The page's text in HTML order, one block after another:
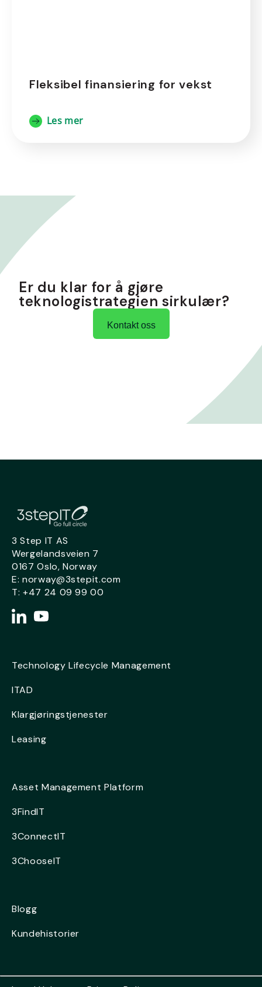
Fleksibel finansiering for vekst
Les mer
Er du klar for å gjøre
teknologistrategien sirkulær?
Kontakt oss
3 Step IT AS
Wergelandsveien 7
0167 Oslo,Norway
E: norway@3stepit.com
T: +47 24 09 99 00
Technology Lifecycle Management
ITAD
Klargjøringstjenester
Leasing
Asset Management Platform
3FindIT
3ConnectIT
3ChooseIT
Blogg
Kundehistorier